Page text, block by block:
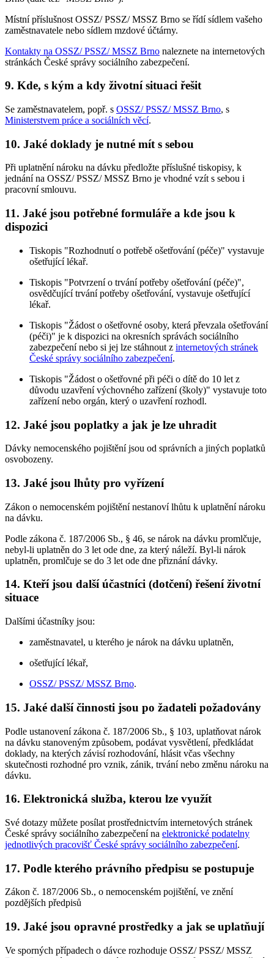
Místní příslušnost OSSZ/ PSSZ/ MSSZ Brno se řídí sídlem vašeho
zaměstnavatele nebo sídlem mzdové účtárny.
Kontakty na OSSZ/ PSSZ/ MSSZ Brno naleznete na internetových
stránkách České správy sociálního zabezpečení.
9. Kde, s kým a kdy životní situaci řešit
Se zaměstnavatelem, popř. s OSSZ/ PSSZ/ MSSZ Brno, s
Ministerstvem práce a sociálních věcí.
10. Jaké doklady je nutné mít s sebou
Při uplatnění nároku na dávku předložte příslušné tiskopisy, k
jednání na OSSZ/ PSSZ/ MSSZ Brno je vhodné vzít s sebou i
pracovní smlouvu.
11. Jaké jsou potřebné formuláře a kde jsou k
dispozici
Tiskopis "Rozhodnutí o potřebě ošetřování (péče)" vystavuje
ošetřující lékař.
Tiskopis "Potvrzení o trvání potřeby ošetřování (péče)",
osvědčující trvání potřeby ošetřování, vystavuje ošetřující
lékař.
Tiskopis "Žádost o ošetřovné osoby, která převzala ošetřování
(péči)" je k dispozici na okresních správách sociálního
zabezpečení nebo si jej lze stáhnout z internetových stránek
České správy sociálního zabezpečení.
Tiskopis "Žádost o ošetřovné při péči o dítě do 10 let z
důvodu uzavření výchovného zařízení (školy)" vystavuje toto
zařízení nebo orgán, který o uzavření rozhodl.
12. Jaké jsou poplatky a jak je lze uhradit
Dávky nemocenského pojištění jsou od správních a jiných poplatků
osvobozeny.
13. Jaké jsou lhůty pro vyřízení
Zákon o nemocenském pojištění nestanoví lhůtu k uplatnění nároku
na dávku.
Podle zákona č. 187/2006 Sb., § 46, se nárok na dávku promlčuje,
nebyl-li uplatněn do 3 let ode dne, za který náleží. Byl-li nárok
uplatněn, promlčuje se do 3 let ode dne přiznání dávky.
14. Kteří jsou další účastníci (dotčení) řešení životní
situace
Dalšími účastníky jsou:
zaměstnavatel, u kterého je nárok na dávku uplatněn,
ošetřující lékař,
OSSZ/ PSSZ/ MSSZ Brno.
15. Jaké další činnosti jsou po žadateli požadovány
Podle ustanovení zákona č. 187/2006 Sb., § 103, uplatňovat nárok
na dávku stanoveným způsobem, podávat vysvětlení, předkládat
doklady, na kterých závisí rozhodování, hlásit včas všechny
skutečnosti rozhodné pro vznik, zánik, trvání nebo změnu nároku na
dávku.
16. Elektronická služba, kterou lze využít
Své dotazy můžete posílat prostřednictvím internetových stránek
České správy sociálního zabezpečení na elektronické podatelny
jednotlivých pracovišť České správy sociálního zabezpečení.
17. Podle kterého právního předpisu se postupuje
Zákon č. 187/2006 Sb., o nemocenském pojištění, ve znění
pozdějších předpisů
19. Jaké jsou opravné prostředky a jak se uplatňují
Ve sporných případech o dávce rozhoduje OSSZ/ PSSZ/ MSSZ